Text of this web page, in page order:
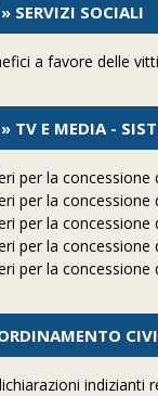
SERVIZI SOCIALI
a favore delle
TV E MEDIA -
per la
per la
per la
per la
per la